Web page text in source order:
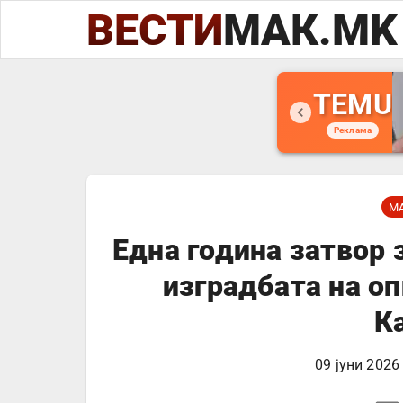
ВЕСТИМАК.MK
TEMU
Реклама
Една година затвор
изградбата на
09 јуни 2026